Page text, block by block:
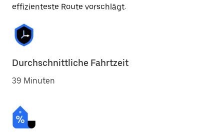
effizienteste Route vorschlägt.
Durchschnittliche Fahrtzeit
39 Minuten